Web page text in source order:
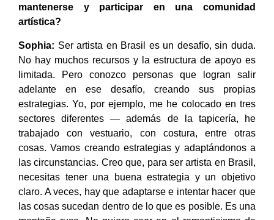
mantenerse y participar en una comunidad
artística?
Sophia: Ser artista en Brasil es un desafío, sin duda.
No hay muchos recursos y la estructura de apoyo es
limitada. Pero conozco personas que logran salir
adelante en ese desafío, creando sus propias
estrategias. Yo, por ejemplo, me he colocado en tres
sectores diferentes — además de la tapicería, he
trabajado con vestuario, con costura, entre otras
cosas. Vamos creando estrategias y adaptándonos a
las circunstancias. Creo que, para ser artista en Brasil,
necesitas tener una buena estrategia y un objetivo
claro. A veces, hay que adaptarse e intentar hacer que
las cosas sucedan dentro de lo que es posible. Es una